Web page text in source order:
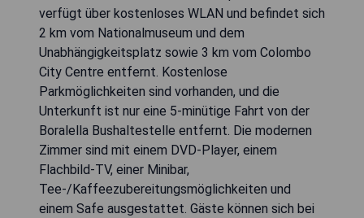
verfügt über kostenloses WLAN und befindet sich
2 km vom Nationalmuseum und dem
Unabhängigkeitsplatz sowie 3 km vom Colombo
City Centre entfernt. Kostenlose
Parkmöglichkeiten sind vorhanden, und die
Unterkunft ist nur eine 5-minütige Fahrt von der
Boralella Bushaltestelle entfernt. Die modernen
Zimmer sind mit einem DVD-Player, einem
Flachbild-TV, einer Minibar,
Tee-/Kaffeezubereitungsmöglichkeiten und
einem Safe ausgestattet. Gäste können sich bei